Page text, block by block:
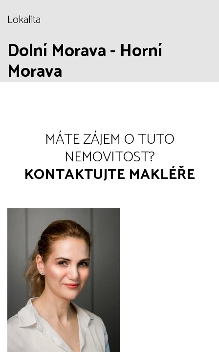
Lokalita
Dolní Morava - Horní
Morava
MÁTE ZÁJEM O TUTO
NEMOVITOST?
KONTAKTUJTE MAKLÉŘE